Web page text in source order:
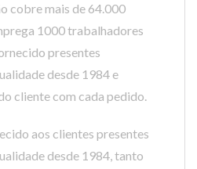
cobre mais de 64.000
1000 trabalhadores
presentes
desde 1984 e
cliente com cada pedido.
aos clientes presentes
desde 1984, tanto